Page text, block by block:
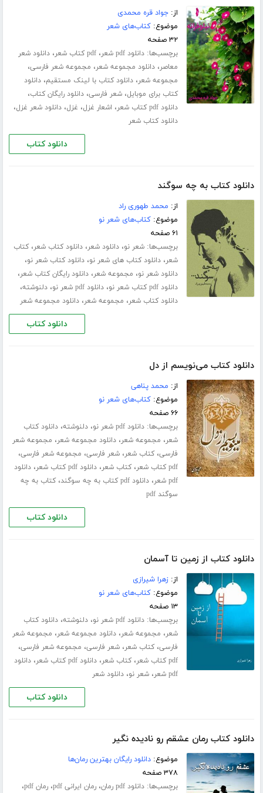
از:جواد قره محمدی
موضوع:کتاب‌های شعر
۳۲ صفحه
برچسب‌ها:دانلود pdf شعر ،pdf کتاب شعر ،دانلود شعر
معاصر،دانلود مجموعه شعر، مجموعه شعر فارسی،
مجموعه شعر،دانلود کتاب با لینک مستقیم،دانلود
کتاب برای موبایل،شعر فارسی،دانلود رایگان کتاب،
دانلود pdf کتاب شعر ، اشعار غزل، غزل،دانلود شعر غزل،
دانلود کتاب شعر
دانلود کتاب
دانلود کتاب به چه سوگند
از: محمد طهوری راد
موضوع:کتاب‌های شعر نو
۶۱ صفحه
برچسب‌ها:شعر نو،دانلود شعر،دانلود کتاب شعر،کتاب
شعر،دانلود کتاب های شعر نو،دانلود کتاب شعر نو،
دانلود شعر نو، مجموعه شعر،دانلود رایگان کتاب شعر،
دانلود pdf کتاب شعر نو ،دانلود pdf شعر نو ،دلنوشته،
دانلود کتاب شعر، مجموعه شعر،دانلود مجموعه شعر
دانلود کتاب
دانلود کتاب می‌نویسم از دل
از: محمد پناهی
موضوع:کتاب‌های شعر نو
۶۶ صفحه
برچسب‌ها:دانلود pdf شعر نو ،دلنوشته،دانلود کتاب
شعر، مجموعه شعر،دانلود مجموعه شعر، مجموعه شعر
فارسی،کتاب شعر،شعر فارسی، مجموعه شعر فارسی،
pdf کتاب شعر ،کتاب شعر،دانلود pdf کتاب شعر ،دانلود
pdf شعر
،دانلود pdf کتاب به چه سوگند ،کتاب به چه
سوگند pdf
دانلود کتاب
دانلود کتاب از زمین تا آسمان
از:زهرا شیرازی
موضوع:کتاب‌های شعر نو
۱۳ صفحه
برچسب‌ها:دانلود pdf شعر نو ،دلنوشته،دانلود کتاب
شعر، مجموعه شعر،دانلود مجموعه شعر، مجموعه شعر
فارسی،کتاب شعر،شعر فارسی، مجموعه شعر فارسی،
pdf کتاب شعر ،کتاب شعر،دانلود pdf کتاب شعر ،دانلود
pdf شعر
،شعر نو،دانلود شعر
دانلود کتاب
دانلود کتاب رمان عشقم رو نادیده نگیر
موضوع:دانلود رایگان بهترین رمان‌ها
۳۷۸ صفحه
برچسب‌ها:دانلود pdf رمان ،رمان ایرانی pdf ،رمان pdf ،